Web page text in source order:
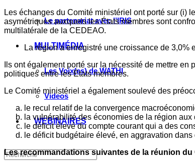
Le partenariat avec l’IRIS
MULTIMÉDIA
Les Voix(es) de WATHI
Videos
WEBINAIRES
Les échanges du Comité ministériel ont porté sur (i)
asymétriques auxquels les États membres sont
multilatérale de la CEDEAO.
La région a enregistré une croissance de
Ils ont également porté sur la nécessité de mettre
politiques entre les États membres.
Le Comité ministériel a également soulevé des
le recul relatif de la convergence
la vulnérabilité des économies de la région
le déficit élevé du compte courant qui a des
le déficit budgétaire élevé, en aggravation
Les recommandations suivantes de la réunion